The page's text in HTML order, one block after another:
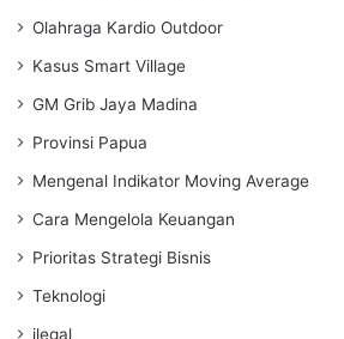
Olahraga Kardio Outdoor
Kasus Smart Village
GM Grib Jaya Madina
Provinsi Papua
Mengenal Indikator Moving Average
Cara Mengelola Keuangan
Prioritas Strategi Bisnis
Teknologi
ilegal